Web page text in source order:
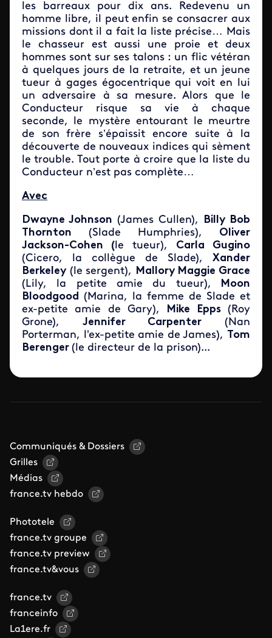
les barreaux pour dix ans. Redevenu un
homme libre, il peut enfin se consacrer aux
missions dont il a fait la liste précise… Mais
le chasseur est aussi une proie et deux
hommes sont sur ses talons : un flic vétéran
à quelques jours de la retraite, et un jeune
tueur à gages égocentrique qui voit en lui
un adversaire à sa mesure. Alors que le
Conducteur risque sa vie à chaque
seconde, le mystère entourant le meurtre
de son frère s’épaissit encore suite à la
découverte de nouveaux indices qui sèment
le trouble. Tout porte à croire que la liste du
Conducteur n’est pas complète…
Avec
Dwayne Johnson (James Cullen),
Billy Bob
Thornton (Slade Humphries),
Oliver
Jackson-Cohen (le tueur), Carla Gugino
(Cicero, la collègue de Slade), Xander
Berkeley(le sergent), Mallory Maggie Grace
(Lily, la petite amie du tueur), Moon
Bloodgood (Marina, la femme de Slade et
ex-petite amie de Gary), Mike Epps(Roy
Grone), Jennifer Carpenter (Nan
Porterman, l'ex-petite amie de James), Tom
Berenger (le directeur de la prison)...
Communiqués & Dossiers
Grilles
Médias
france.tv hebdo
Phototele
france.tv groupe
france.tv preview
france.tv&vous
france.tv
franceinfo
La1ere.fr